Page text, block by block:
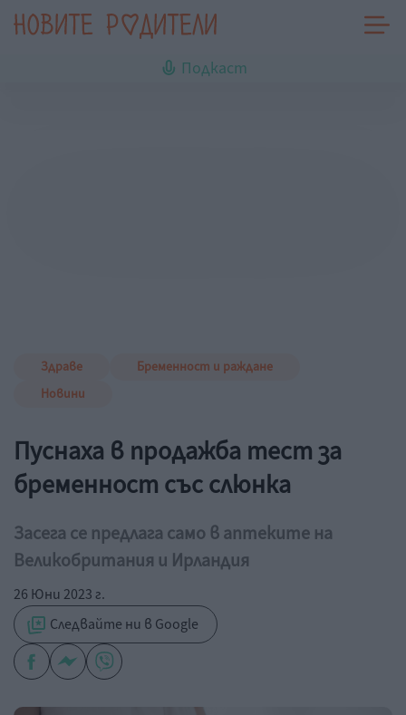
Подкаст
Здраве
Бременност и раждане
Новини
Пуснаха в продажба тест за
бременност със слюнка
Засега се предлага само в аптеките на
Великобритания и Ирландия
26 Юни 2023 г.
Следвайте ни в Google